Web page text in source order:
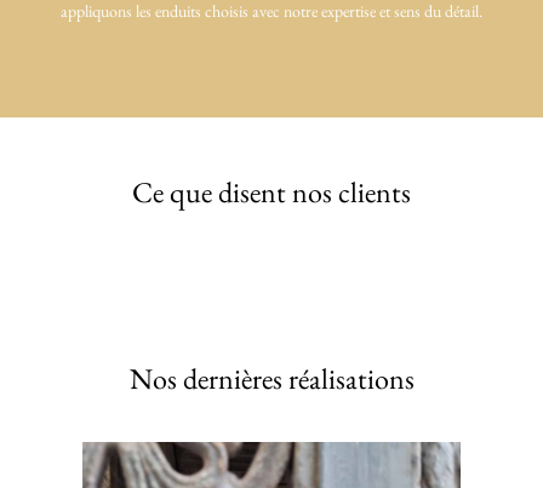
appliquons les enduits choisis avec notre expertise et sens du détail.
Ce que disent nos clients
Nos dernières réalisations